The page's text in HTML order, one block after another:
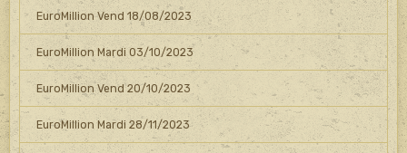
EuroMillion Vend 18/08/2023
EuroMillion Mardi 03/10/2023
EuroMillion Vend 20/10/2023
EuroMillion Mardi 28/11/2023